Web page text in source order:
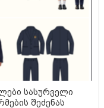
სასურველი
შეძენას